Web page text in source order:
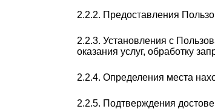
2.2.2. Предоставления
2.2.3. Установления с
оказания услуг, обработку
2.2.4. Определения места
2.2.5. Подтверждения